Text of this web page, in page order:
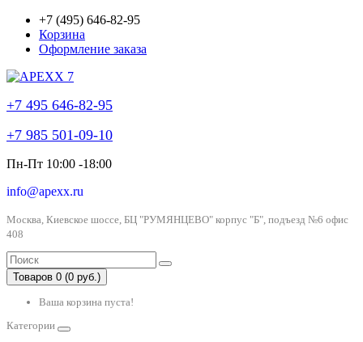
+7 (495) 646-82-95
Корзина
Оформление заказа
+7 495 646-82-95
+7 985 501-09-10
Пн-Пт 10:00 -18:00
info@apexx.ru
Москва, Киевское шоссе, БЦ "РУМЯНЦЕВО" корпус "Б", подъезд №6 офис
408
Товаров 0 (0 руб.)
Ваша корзина пуста!
Категории